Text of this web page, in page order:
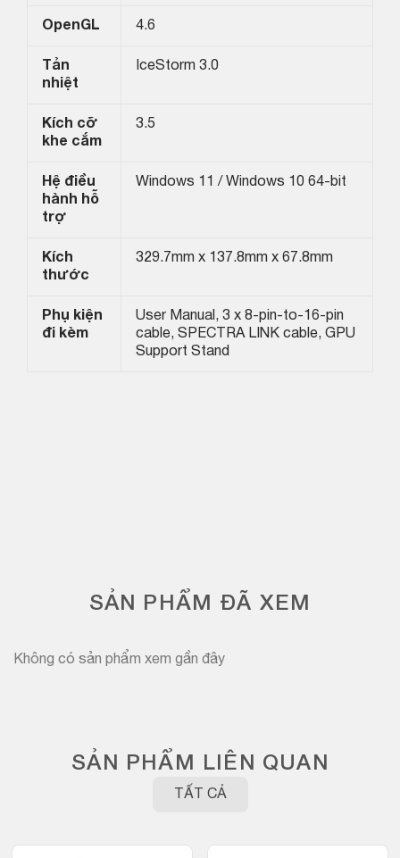
OpenGL 4.6
Tản
nhiệt
IceStorm 3.0
Kích cỡ
khe cắm
3.5
Hệ điều
hành hỗ
trợ
Windows 11 / Windows 10 64-bit
Kích
thước
329.7mm x 137.8mm x 67.8mm
Phụ kiện
đi kèm
User Manual, 3 x 8-pin-to-16-pin
cable, SPECTRA LINK cable, GPU
Support Stand
SẢN PHẨM ĐÃ XEM
Không có sản phẩm xem gần đây
SẢN PHẨM LIÊN QUAN
TẤT CẢ